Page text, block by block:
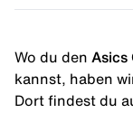
Wo du den Asics
kannst, haben
Dort findest du